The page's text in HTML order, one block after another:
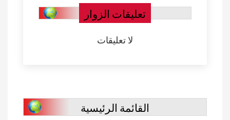
تعليقات الزوار
لا تعليقات
القائمة الرئيسية